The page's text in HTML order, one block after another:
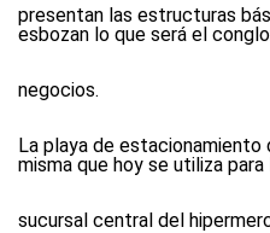
presentan las estructuras
esbozan lo que será el
negocios.
La playa de
misma que hoy se utiliza para
sucursal central del